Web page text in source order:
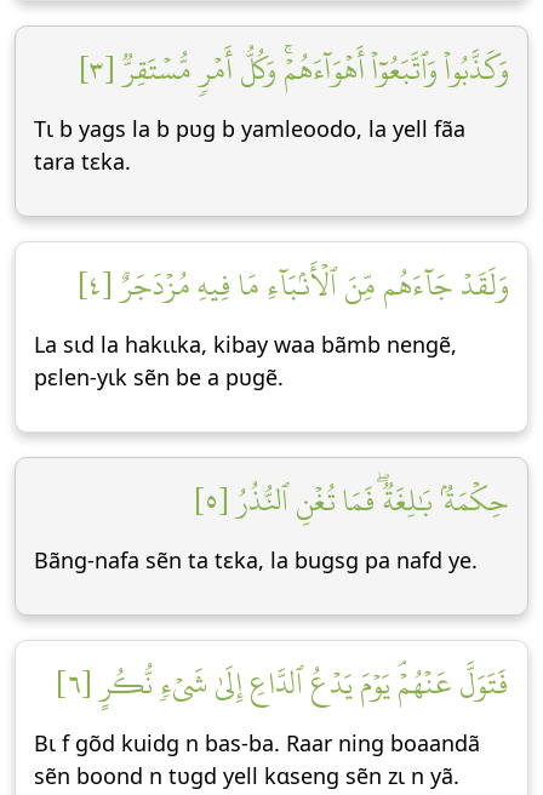
وَكَذَّبُواْ وَٱتَّبَعُوٓاْ أَهۡوَآءَهُمۡۚ وَكُلُّ أَمۡرٖ مُّسۡتَقِرّٞ [٣]
Tɩ b yags la b pʋg b yamleoodo, la yell fãa
tara tεka.
وَلَقَدۡ جَآءَهُم مِّنَ ٱلۡأَنۢبَآءِ مَا فِيهِ مُزۡدَجَرٌ [٤]
La sɩd la hakɩɩka, kibay waa bãmb nengẽ,
pεlen-yɩk sẽn be a pʋgẽ.
حِكۡمَةُۢ بَٰلِغَةٞۖ فَمَا تُغۡنِ ٱلنُّذُرُ [٥]
Bãng-nafa sẽn ta tεka, la bugsg pa nafd ye.
فَتَوَلَّ عَنۡهُمۡۘ يَوۡمَ يَدۡعُ ٱلدَّاعِ إِلَىٰ شَيۡءٖ نُّكُرٍ [٦]
Bɩ f gõd kuidg n bas-ba. Raar ning boaandã
sẽn boond n tʋgd yell kɑseng sẽn zɩ n yã.